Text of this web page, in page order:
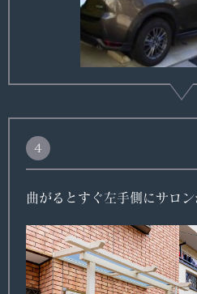
４
曲がるとすぐ左手側にサロン